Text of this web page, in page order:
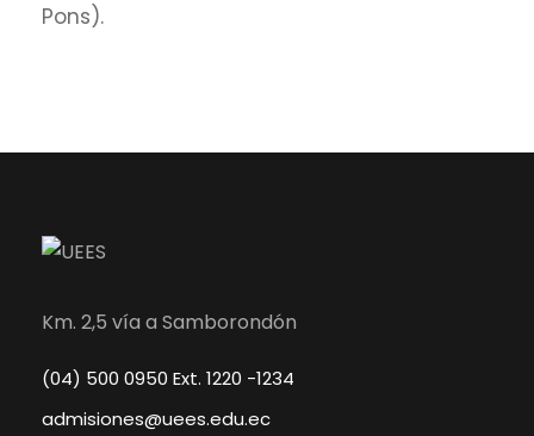
Pons).
Km. 2,5 vía a Samborondón
(04) 500 0950 Ext. 1220 -1234
admisiones@uees.edu.ec